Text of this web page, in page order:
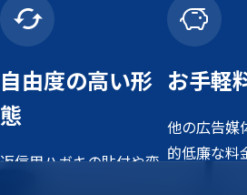
自由度の高い形
態
返信用ハガキの貼付や変
お手軽
他の広告媒
的低廉な料